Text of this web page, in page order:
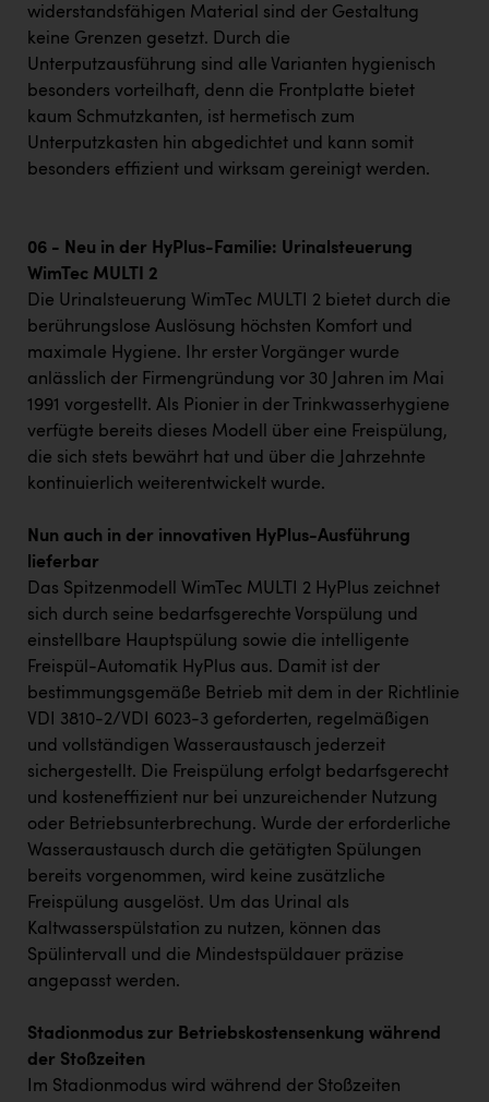
widerstandsfähigen Material sind der Gestaltung
keine Grenzen gesetzt. Durch die
Unterputzausführung sind alle Varianten hygienisch
besonders vorteilhaft, denn die Frontplatte bietet
kaum Schmutzkanten, ist hermetisch zum
Unterputzkasten hin abgedichtet und kann somit
besonders effizient und wirksam gereinigt werden.
06 - Neu in der HyPlus-Familie: Urinalsteuerung
WimTec MULTI 2
Die Urinalsteuerung WimTec MULTI 2 bietet durch die
berührungslose Auslösung höchsten Komfort und
maximale Hygiene. Ihr erster Vorgänger wurde
anlässlich der Firmengründung vor 30 Jahren im Mai
1991 vorgestellt. Als Pionier in der Trinkwasserhygiene
verfügte bereits dieses Modell über eine Freispülung,
die sich stets bewährt hat und über die Jahrzehnte
kontinuierlich weiterentwickelt wurde.
Nun auch in der innovativen HyPlus-Ausführung
lieferbar
Das Spitzenmodell WimTec MULTI 2 HyPlus zeichnet
sich durch seine bedarfsgerechte Vorspülung und
einstellbare Hauptspülung sowie die intelligente
Freispül-Automatik HyPlus aus. Damit ist der
bestimmungsgemäße Betrieb mit dem in der Richtlinie
VDI 3810-2/VDI 6023-3 geforderten, regelmäßigen
und vollständigen Wasseraustausch jederzeit
sichergestellt. Die Freispülung erfolgt bedarfsgerecht
und kosteneffizient nur bei unzureichender Nutzung
oder Betriebsunterbrechung. Wurde der erforderliche
Wasseraustausch durch die getätigten Spülungen
bereits vorgenommen, wird keine zusätzliche
Freispülung ausgelöst. Um das Urinal als
Kaltwasserspülstation zu nutzen, können das
Spülintervall und die Mindestspüldauer präzise
angepasst werden.
Stadionmodus zur Betriebskostensenkung während
der Stoßzeiten
Im Stadionmodus wird während der Stoßzeiten